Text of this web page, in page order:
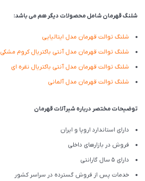
شلنگ قهرمان شامل محصولات دیگر هم می باشد:
شلنگ توالت قهرمان مدل ایتالیایی
شلنگ توالت قهرمان مدل آنتی باکتریال کروم مشکی
شلنگ توالت قهرمان مدل آنتی باکتریال نقره ای
شلنگ توالت قهرمان مدل آلمانی
توضیحات مختصر درباره شیرآلات قهرمان
دارای استاندارد اروپا و ایران
فروش در بازارهای داخلی
دارای 5 سال گارانتی
خدمات پس از فروش گسترده در سراسر کشور